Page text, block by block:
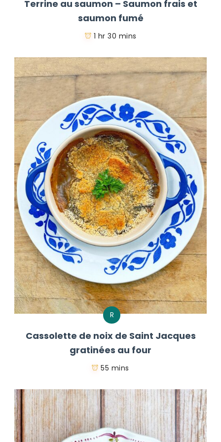
Terrine au saumon – Saumon frais et
saumon fumé
1 hr 30 mins
R
Cassolette de noix de Saint Jacques
gratinées au four
55 mins